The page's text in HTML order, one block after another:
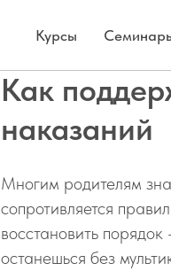
Курсы
Как
наказаний
Многим родителям
сопротивляется
восстановить
останешься без